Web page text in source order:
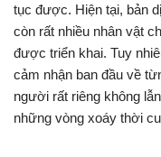
tục được. Hiện tại, bản
còn rất nhiều nhân vật
được triển khai. Tuy
cảm nhận ban đầu về
người rất riêng không
những vòng xoáy thời